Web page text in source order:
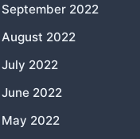
September 2022
August 2022
July 2022
June 2022
May 2022